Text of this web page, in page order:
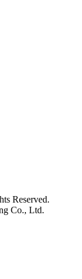
Reserved.
Co., Ltd.